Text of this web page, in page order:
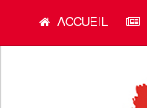
ACCUEIL